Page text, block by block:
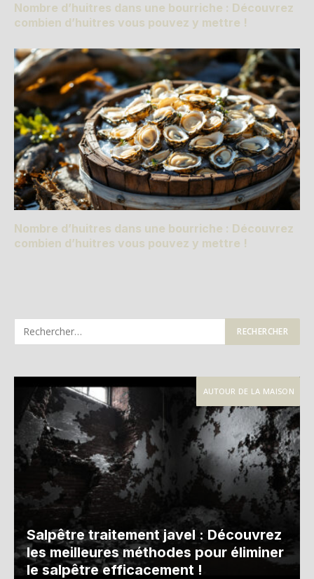
Nombre d’huitres dans une bourriche : Découvrez
combien d’huitres vous pouvez y mettre !
Nombre d’huitres dans une bourriche : Découvrez
combien d’huitres vous pouvez y mettre !
AUTOUR DE LA MAISON
Salpêtre traitement javel : Découvrez
les meilleures méthodes pour éliminer
le salpêtre efficacement !